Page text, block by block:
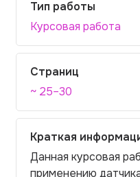
Тип работы
Курсовая работа
Страниц
~ 25–30
Краткая
Данная курсовая
применению